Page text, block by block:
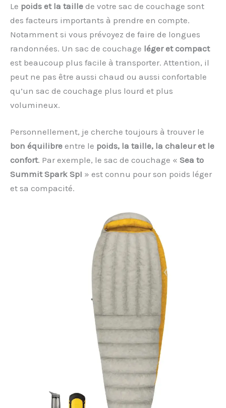
Le poids et la taille de votre sac de couchage sont
des facteurs importants à prendre en compte.
Notamment si vous prévoyez de faire de longues
randonnées. Un sac de couchage léger et compact
est beaucoup plus facile à transporter. Attention, il
peut ne pas être aussi chaud ou aussi confortable
qu’un sac de couchage plus lourd et plus
volumineux.
Personnellement, je cherche toujours à trouver le
bon équilibre entre le poids, la taille, la chaleur et le
confort. Par exemple, le sac de couchage « Sea to
Summit Spark SpI » est connu pour son poids léger
et sa compacité.